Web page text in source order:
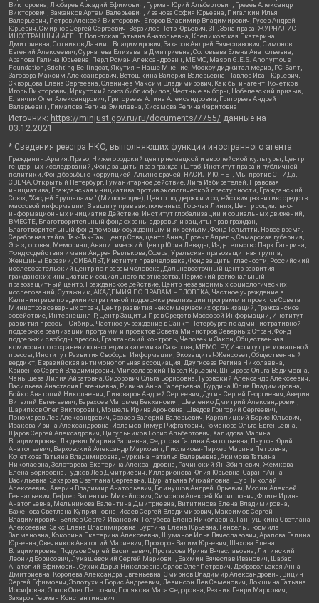
Викторовна, Любарев Аркадий Ефимович, Гурман Юрий Альбертович, Грезев Александр
Викторович, Важенков Артем Валерьевич, Иванова София Юрьевна, Пигалкин Илья
Валерьевич, Петров Алексей Викторович, Егоров Владимир Владимирович, Гусев Андрей
Юрьевич, Смирнов Сергей Сергеевич, Верзилов Петр Юрьевич, ЗП, Зона права, ЖУРНАЛИСТ-
ИНОСТРАННЫЙ АГЕНТ, Вольтская Татьяна Анатольевна, Клепиковская Екатерина
Дмитриевна, Сотников Даниил Владимирович, Захаров Андрей Вячеславович, Симонов
Евгений Алексеевич, Сурначева Елизавета Дмитриевна, Соловьева Елена Анатольевна,
Арапова Галина Юрьевна, Перл Роман Александрович, МЕМО, Mason G.E.S. Anonymous
Foundation, Stichting Bellingcat, Якутия – Наше Мнение, Москоу диджитал медиа, РС-Балт,
Заговора Максим Александрович, Ветошкина Валерия Валерьевна, Павлов Иван Юрьевич,
Скворцова Елена Сергеевна, Оленичев Максим Владимирович, Как бы инагент, Кочетков
Игорь Викторович, Иркутский союз библиофилов, Честные выборы, Нобелевский призыв,
Еланчик Олег Александрович, Григорьева Алина Александровна, Григорьев Андрей
Валерьевич , Гималова Регина Эмилевна, Хисамова Регина Фаритовна
Источник: https://minjust.gov.ru/ru/documents/7755/ данные на
03.12.2021
* Сведения реестра НКО, выполняющих функции иностранного агента:
Гражданин.Армия.Право, Нижегородский центр немецкой и европейской культуры, Центр
гендерных исследований, Фонд защиты прав граждан Штаб, Институт права и публичной
политики, Фонд борьбы с коррупцией, Альянс врачей, НАСИЛИЮ.НЕТ, Мы против СПИДа,
СВЕЧА, Открытый Петербург, Гуманитарное действие, Лига Избирателей, Правовая
инициатива, Гражданская инициатива против экологической преступности, Гражданский
Союз, "Хасдей Ерушалаим" (Милосердие), Центр поддержки и содействия развитию средств
массовой информации, В защиту прав заключенных, Горячая Линия, Центр социально-
информационных инициатив Действие, Институт глобализации и социальных движений,
ВМЕСТЕ, Благотворительный фонд охраны здоровья и защиты прав граждан,
Благотворительный фонд помощи осужденным и их семьям, Фонд Тольятти, Новое время,
Серебряная тайга, Так-Так-Так, центр Сова, центр Анна, Проект Апрель, Самарская губерния,
Эра здоровья, Мемориал, Аналитический Центр Юрия Левады, Издательство Парк Гагарина,
Фонд содействия имени Андрея Рылькова, Сфера, Уральская правозащитная группа,
Женщины Евразии, СИБАЛЬТ, Институт прав человека, Фонд защиты гласности, Российский
исследовательский центр по правам человека, Дальневосточный центр развития
гражданских инициатив и социального партнерства, Пермский региональный
правозащитный центр, Гражданское действие, Центр независимых социологических
исследований, Сутяжник, АКАДЕМИЯ ПО ПРАВАМ ЧЕЛОВЕКА, Частное учреждение в
Калининграде по административной поддержке реализации программ и проектов Совета
Министров северных стран, Центр развития некоммерческих организаций, Гражданское
содействие, Интернешнл-Р, Центр Защиты Прав Средств Массовой Информации, Институт
развития прессы - Сибирь, Частное учреждение в Санкт-Петербурге по административной
поддержке реализации программ и проектов Совета Министров Северных Стран, Фонд
поддержки свободы прессы, Гражданский контроль, Человек и Закон, Общественная
комиссия по сохранению наследия академика Сахарова, МЕМО. РУ, Институт региональной
прессы, Институт Развития Свободы Информации, Экозащита!-Женсовет, Общественный
вердикт, Евразийская антимонопольная ассоциация, Дзугкоева Регина Николаевна,
Кривенко Сергей Владимирович, Милославский Павел Юрьевич, Шнырова Ольга Вадимовна,
Чанышева Лилия Айратовна, Сидорович Ольга Борисовна, Туровский Александр Алексеевич,
Васильева Анастасия Евгеньевна, Ривина Анна Валерьевна, Бурдина Юлия Владимировна,
Бойко Анатолий Николаевич, Пивоваров Андрей Сергеевич, Дугин Сергей Георгиевич, Аверин
Виталий Евгеньевич, Барахоев Магомед Бекханович, Шевченко Дмитрий Александрович,
Шарипков Олег Викторович, Мошель Ирина Ароновна, Шведов Григорий Сергеевич,
Пономарев Лев Александрович, Созаев Валерий Валерьевич, Каргалицкий Борис Юльевич,
Исакова Ирина Александровна, Исламов Тимур Рифгатович, Романова Ольга Евгеньевна,
Щаров Сергей Алексадрович, Цирульников Борис Альбертович, Халидова Марина
Владимировна, Людевиг Марина Зариевна, Федотова Галина Анатольевна, Паутов Юрий
Анатольевич, Верховский Александр Маркович, Пислакова-Паркер Марина Петровна,
Кочеткова Татьяна Владимировна, Чуркина Наталья Валерьевна, Акимова Татьяна
Николаевна, Золотарева Екатерина Александровна, Рачинский Ян Збигневич, Жемкова
Елена Борисовна, Гудков Лев Дмитриевич, Илларионова Юлия Юрьевна, Саранг Анна
Васильевна, Захарова Светлана Сергеевна, Щур Татьяна Михайловна, Щур Николай
Алексеевич, Аверин Владимир Анатольевич, Блинушов Андрей Юрьевич, Мосин Алексей
Геннадьевич, Гефтер Валентин Михайлович, Симонов Алексей Кириллович, Флиге Ирина
Анатольевна, Мельникова Валентина Дмитриевна, Вититинова Елена Владимировна,
Баженова Светлана Куприяновна, Исаев Сергей Владимирович, Максимов Сергей
Владимирович, Беляев Сергей Иванович, Голубева Елена Николаевна, Ганнушкина Светлана
Алексеевна, Закс Елена Владимировна, Буртина Елена Юрьевна, Гендель Людмила
Залмановна, Кокорина Екатерина Алексеевна, Шуманов Илья Вячеславович, Арапова Галина
Юрьевна, Свечников Анатолий Мариевич, Прохоров Вадим Юрьевич, Шахова Елена
Владимировна, Подузов Сергей Васильевич, Протасова Ирина Вячеславовна, Литинский
Леонид Борисович, Лукашевский Сергей Маркович, Бахмин Вячеслав Иванович, Шабад
Анатолий Ефимович, Сухих Дарья Николаевна, Орлов Олег Петрович, Добровольская Анна
Дмитриевна, Королева Александра Евгеньевна, Смирнов Владимир Александрович, Вицин
Сергей Ефимович, Золотухин Борис Андреевич, Левинсон Лев Семенович, Локшина Татьяна
Иосифовна, Орлов Олег Петрович, Полякова Мара Федоровна, Резник Генри Маркович,
Захаров Герман Константинович